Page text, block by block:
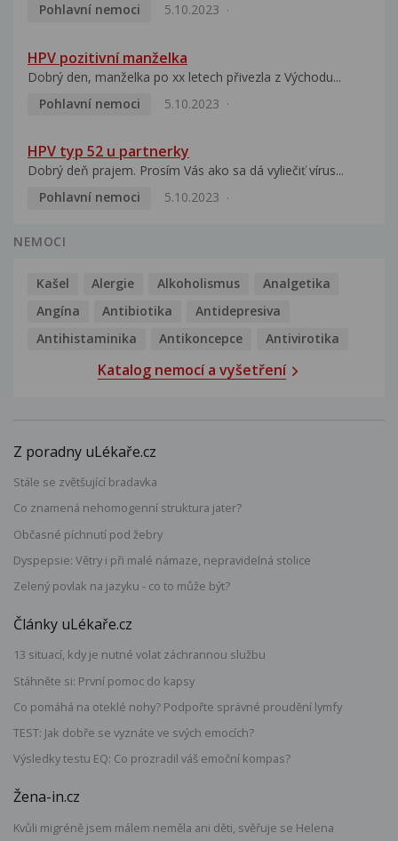
Pohlavní nemoci
5.10.2023
HPV pozitivní manželka
Dobrý den, manželka po xx letech přivezla z Východu...
Pohlavní nemoci
5.10.2023
HPV typ 52 u partnerky
Dobrý deň prajem. Prosím Vás ako sa dá vyliečiť vírus...
Pohlavní nemoci
5.10.2023
NEMOCI
Kašel Alergie Alkoholismus
Analgetika
Angína
Antibiotika
Antidepresiva
Antihistaminika
Antikoncepce Antivirotika
Katalog nemocí a vyšetření
Z poradny uLékaře.cz
Stále se zvětšující bradavka
Co znamená nehomogenní struktura jater?
Občasné píchnutí pod žebry
Dyspepsie: Větry i při malé námaze, nepravidelná stolice
Zelený povlak na jazyku - co to může být?
Články uLékaře.cz
13 situací, kdy je nutné volat záchrannou službu
Stáhněte si: První pomoc do kapsy
Co pomáhá na oteklé nohy? Podpořte správné proudění lymfy
TEST: Jak dobře se vyznáte ve svých emocích?
Výsledky testu EQ: Co prozradil váš emoční kompas?
Žena-in.cz
Kvůli migréně jsem málem neměla ani děti, svěřuje se Helena